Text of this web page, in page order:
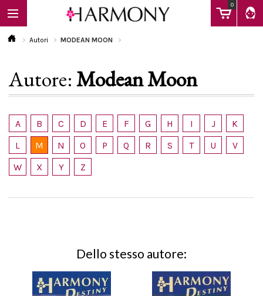
0
EBOOK
LIBRI
Calendario
Autori MODEAN MOON
Autore:Modean Moon
A B C D E F G H I J
K
L
M N O P Q R S T U
V
W
X Y Z
Dello stesso autore: